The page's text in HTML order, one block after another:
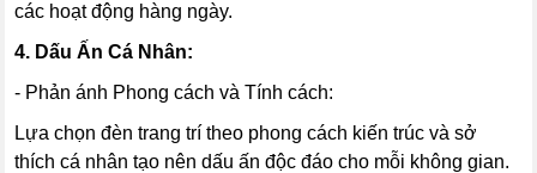
các hoạt động hàng ngày.
4. Dấu Ấn Cá Nhân:
- Phản ánh Phong cách và Tính cách:
Lựa chọn đèn trang trí theo phong cách kiến trúc và sở
thích cá nhân tạo nên dấu ấn độc đáo cho mỗi không gian.